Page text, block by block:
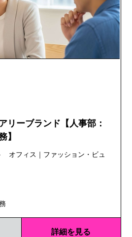
リーブランド【人事部：
】
オフィス ｜ ファッション・ビュ
詳細を見る